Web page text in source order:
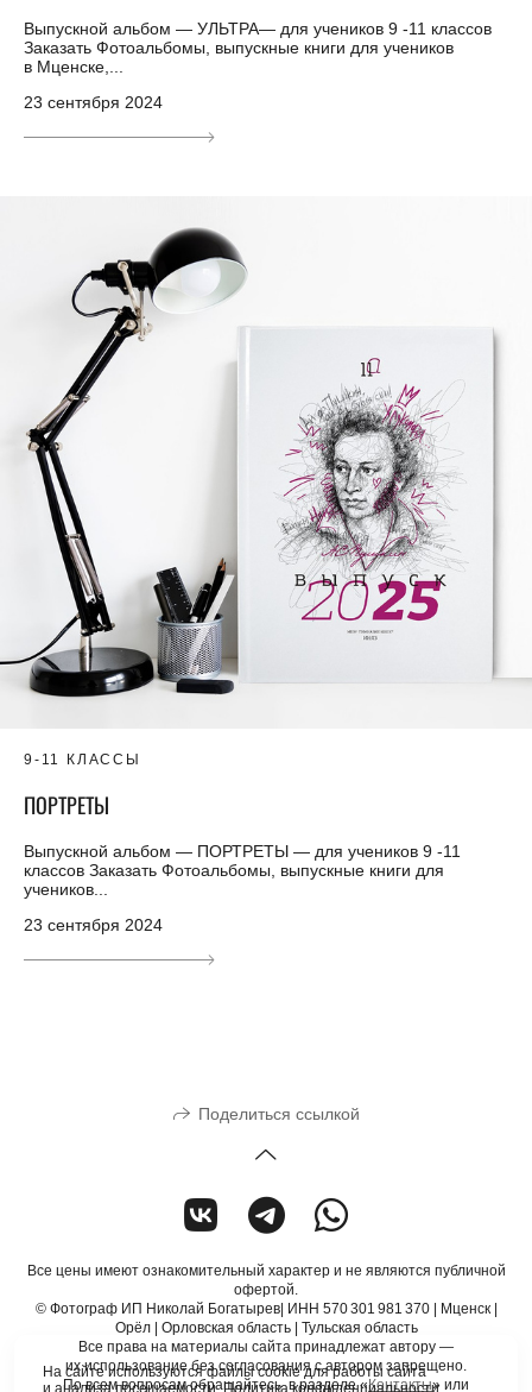
Выпускной альбом — УЛЬТРА— для учеников 9 -11 классов
Заказать Фотоальбомы, выпускные книги для учеников
в Мценске,...
23 сентября 2024
9-11 КЛАССЫ
ПОРТРЕТЫ
Выпускной альбом — ПОРТРЕТЫ — для учеников 9 -11
классов Заказать Фотоальбомы, выпускные книги для
учеников...
23 сентября 2024
Поделиться ссылкой
Все цены имеют ознакомительный характер и не являются публичной
офертой.
© Фотограф ИП Николай Богатырев| ИНН 570 301 981 370 | Мценск |
Орёл | Орловская область | Тульская область
Все права на материалы сайта принадлежат автору —
их использование без согласования с автором запрещено.
По всем вопросам обращайтесь в разделе «Контакты» или
На сайте используются файлы cookie для работы сайта
и анализа посещаемости.Политика конфиденциальности